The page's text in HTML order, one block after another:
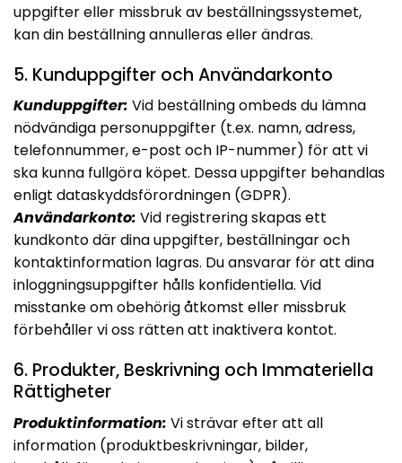
uppgifter eller missbruk av beställningssystemet,
kan din beställning annulleras eller ändras.
5. Kunduppgifter och Användarkonto
Kunduppgifter: Vid beställning ombeds du lämna
nödvändiga personuppgifter (t.ex. namn, adress,
telefonnummer, e-post och IP-nummer) för att vi
ska kunna fullgöra köpet. Dessa uppgifter behandlas
enligt dataskyddsförordningen (GDPR).
Användarkonto: Vid registrering skapas ett
kundkonto där dina uppgifter, beställningar och
kontaktinformation lagras. Du ansvarar för att dina
inloggningsuppgifter hålls konfidentiella. Vid
misstanke om obehörig åtkomst eller missbruk
förbehåller vi oss rätten att inaktivera kontot.
6. Produkter, Beskrivning och Immateriella
Rättigheter
Produktinformation: Vi strävar efter att all
information (produktbeskrivningar, bilder,